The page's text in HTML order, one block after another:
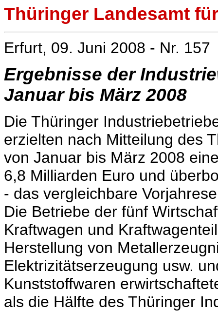
Thüringer Landesamt
Erfurt, 09. Juni 2008 - Nr. 157
Ergebnisse der
Januar bis März 2008
Die Thüringer
erzielten nach Mitteilung des
von Januar bis März 2008
6,8 Milliarden Euro und
- das vergleichbare
Die Betriebe der fünf
Kraftwagen und
Herstellung von
Elektrizitätserzeugung usw.
Kunststoffwaren
als die Hälfte des Thüringer